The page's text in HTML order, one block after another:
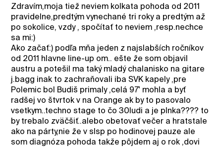
Zdravím,moja tiež neviem kolkata pohoda od 2011
pravidelne,predtým vynechané tri roky a predtým až
po sokolice, vzdy , spočítať to neviem ,resp.nechce
sa mi:)
Ako začať:) podľa mňa jeden z najslabších ročníkov
od 2011 hlavne line-up om.. ešte že som objavil
austru a potešil ma taký mladý chalanisko na gitare
j.bagg inak to zachraňovali iba SVK kapely ,pre
Polemic bol Budiš primaly ,celá 97' mohla a byť
radšej vo štvrtok v na Orange ak by to pasovalo
vsetkym..techno stage to čo 30ludi a je plnka???? to
by trebalo zväčšiť..alebo obetovať večer a hratstale
ako na párty,nie že v slsp po hodinovej pauze ale
som diagnóza pohoda takže pôjdem aj o rok ,dovi